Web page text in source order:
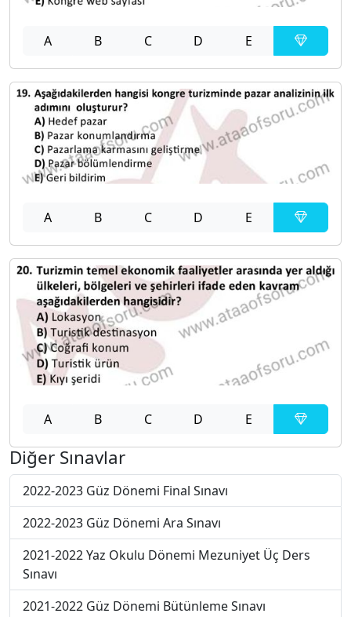
A B C D E
A B C D E
A B C D E
Diğer Sınavlar
2022-2023 Güz Dönemi Final Sınavı
2022-2023 Güz Dönemi Ara Sınavı
2021-2022 Yaz Okulu Dönemi Mezuniyet Üç Ders
Sınavı
2021-2022 Güz Dönemi Bütünleme Sınavı